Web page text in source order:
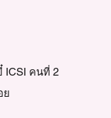
ICSI คนที่ 2
ย